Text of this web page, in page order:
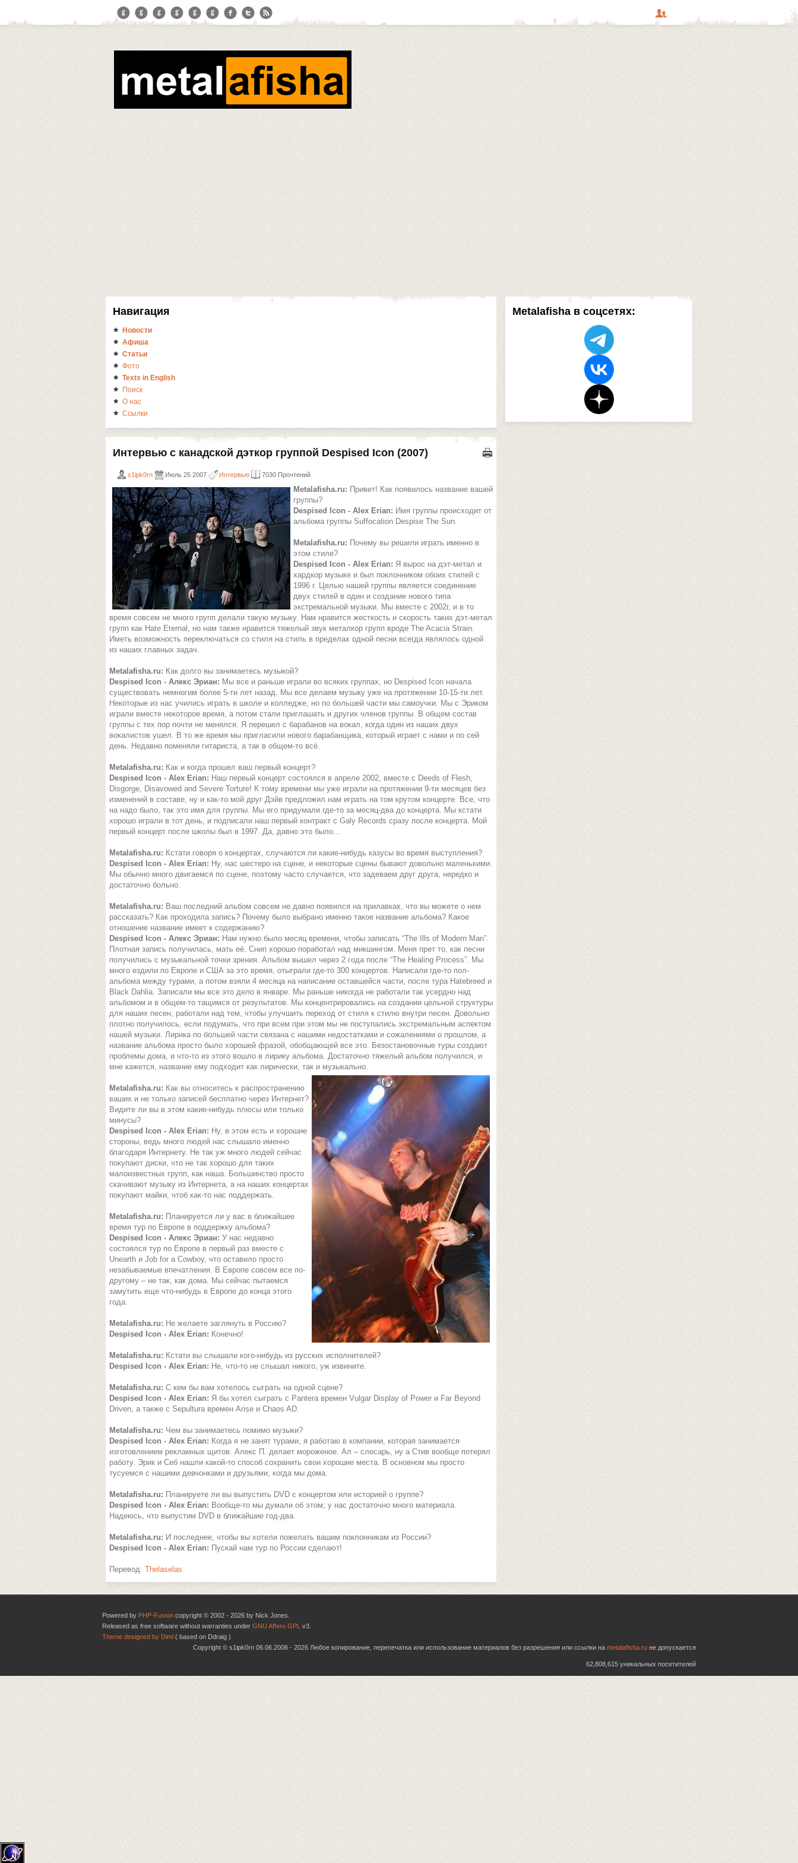
Metalafisha в соцсетях:
Навигация
Новости
Афиша
Статьи
Фото
Texts in English
Поиск
О нас
Ссылки
Интервью с канадской дэткор группой Despised Icon (2007)
s1ipk0rn Июль 25 2007 Интервью 7030 Прочтений
Metalafisha.ru: Привет! Как появилось название вашей
группы?
Despised Icon - Alex Erian: Имя группы происходит от
альбома группы Suffocation Despise The Sun.
Metalafisha.ru: Почему вы решили играть именно в
этом стиле?
Despised Icon - Alex Erian: Я вырос на дэт-метал и
хардкор музыке и был поклонником обоих стилей с
1996 г. Целью нашей группы является соединение
двух стилей в один и создание нового типа
экстремальной музыки. Мы вместе с 2002г, и в то
время совсем не много групп делали такую музыку. Нам нравится жесткость и скорость таких дэт-метал
групп как Hate Eternal, но нам также нравится тяжелый звук металкор групп вроде The Acacia Strain.
Иметь возможность переключаться со стиля на стиль в пределах одной песни всегда являлось одной
из наших главных задач.
Metalafisha.ru: Как долго вы занимаетесь музыкой?
Despised Icon - Алекс Эриан: Мы все и раньше играли во всяких группах, но Despised Icon начала
существовать немногим более 5-ти лет назад. Мы все делаем музыку уже на протяжении 10-15-ти лет.
Некоторые из нас учились играть в школе и колледже, но по большей части мы самоучки. Мы с Эриком
играли вместе некоторое время, а потом стали приглашать и других членов группы. В общем состав
группы с тех пор почти не менялся. Я перешел с барабанов на вокал, когда один из наших двух
вокалистов ушел. В то же время мы пригласили нового барабанщика, который играет с нами и по сей
день. Недавно поменяли гитариста, а так в общем-то всё.
Metalafisha.ru: Как и когда прошел ваш первый концерт?
Despised Icon - Alex Erian: Наш первый концерт состоялся в апреле 2002, вместе с Deeds of Flesh,
Disgorge, Disavowed and Severe Torture! К тому времени мы уже играли на протяжении 9-ти месяцев без
изменений в составе, ну и как-то мой друг Дэйв предложил нам играть на том крутом концерте. Все, что
на надо было, так это имя для группы. Мы его придумали где-то за месяц-два до концерта. Мы кстати
хорошо играли в тот день, и подписали наш первый контракт с Galy Records сразу после концерта. Мой
первый концерт после школы был в 1997. Да, давно это было…
Metalafisha.ru: Кстати говоря о концертах, случаются ли какие-нибудь казусы во время выступления?
Despised Icon - Alex Erian: Ну, нас шестеро на сцене, и некоторые сцены бывают довольно маленькими.
Мы обычно много двигаемся по сцене, поэтому часто случается, что задеваем друг друга, нередко и
достаточно больно.
Metalafisha.ru: Ваш последний альбом совсем не давно появился на прилавках, что вы можете о нем
рассказать? Как проходила запись? Почему было выбрано именно такое название альбома? Какое
отношение название имеет к содержанию?
Despised Icon - Алекс Эриан: Нам нужно было месяц времени, чтобы записать “The Ills of Modern Man”.
Плотная запись получилась, мать её. Снип хорошо поработал над микшингом. Меня прет то, как песни
получились с музыкальной точки зрения. Альбом вышел через 2 года после “The Healing Process”. Мы
много ездили по Европе и США за это время, отыграли где-то 300 концертов. Написали где-то пол-
альбома между турами, а потом взяли 4 месяца на написание оставшейся части, после тура Hatebreed и
Black Dahlia. Записали мы все это дело в январе. Мы раньше никогда не работали так усердно над
альбомом и в общем-то тащимся от результатов. Мы концентрировались на создании цельной структуры
для наших песен, работали над тем, чтобы улучшить переход от стиля к стилю внутри песен. Довольно
плотно получилось, если подумать, что при всем при этом мы не поступались экстремальным аспектом
нашей музыки. Лирика по большей части связана с нашими недостатками и сожалениями о прошлом, а
название альбома просто было хорошей фразой, обобщающей все это. Безостановочные туры создают
проблемы дома, и что-то из этого вошло в лирику альбома. Достаточно тяжелый альбом получился, и
мне кажется, название ему подходит как лирически, так и музыкально.
Metalafisha.ru: Как вы относитесь к распространению
ваших и не только записей бесплатно через Интернет?
Видите ли вы в этом какие-нибудь плюсы или только
минусы?
Despised Icon - Alex Erian: Ну, в этом есть и хорошие
стороны, ведь много людей нас слышало именно
благодаря Интернету. Не так уж много людей сейчас
покупают диски, что не так хорошо для таких
малоизвестных групп, как наша. Большинство просто
скачивают музыку из Интернета, а на наших концертах
покупают майки, чтоб как-то нас поддержать.
Metalafisha.ru: Планируется ли у вас в ближайшее
время тур по Европе в поддержку альбома?
Despised Icon - Алекс Эриан: У нас недавно
состоялся тур по Европе в первый раз вместе с
Unearth и Job for a Cowboy, что оставило просто
незабываемые впечатления. В Европе совсем все по-
другому – не так, как дома. Мы сейчас пытаемся
замутить еще что-нибудь в Европе до конца этого
года.
Metalafisha.ru: Не желаете заглянуть в Россию?
Despised Icon - Alex Erian: Конечно!
Metalafisha.ru: Кстати вы слышали кого-нибудь из русских исполнителей?
Despised Icon - Alex Erian: Не, что-то не слышал никого, уж извините.
Metalafisha.ru: С кем бы вам хотелось сыграть на одной сцене?
Despised Icon - Alex Erian: Я бы хотел сыграть с Pantera времен Vulgar Display of Power и Far Beyond
Driven, а также с Sepultura времен Arise и Chaos AD.
Metalafisha.ru: Чем вы занимаетесь помимо музыки?
Despised Icon - Alex Erian: Когда я не занят турами, я работаю в компании, которая занимается
изготовлением рекламных щитов. Алекс П. делает мороженое. Ал – слесарь, ну а Стив вообще потерял
работу. Эрик и Себ нашли какой-то способ сохранить свои хорошие места. В основном мы просто
тусуемся с нашими девчонками и друзьями, когда мы дома.
Metalafisha.ru: Планируете ли вы выпустить DVD с концертом или историей о группе?
Despised Icon - Alex Erian: Вообще-то мы думали об этом; у нас достаточно много материала.
Надеюсь, что выпустим DVD в ближайшие год-два.
Metalafisha.ru: И последнее, чтобы вы хотели пожелать вашим поклонникам из России?
Despised Icon - Alex Erian: Пускай нам тур по России сделают!
Перевод: Thelaselas
Powered by PHP-Fusion copyright © 2002 - 2026 by Nick Jones.
Released as free software without warranties under GNU Affero GPL v3.
Theme designed by Dimi ( based on Ddraig )
Copyright © s1ipk0rn 06.06.2006 - 2026 Любое копирование, перепечатка или использование материалов без разрешения или ссылки на metalafisha.ru не допускается
62,808,615 уникальных посетителей